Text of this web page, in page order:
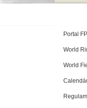
Portal
World
World